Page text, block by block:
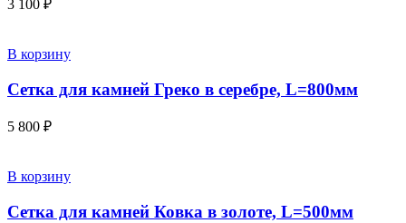
3 100 ₽
В корзину
Сетка для камней Греко в серебре, L=800мм
5 800 ₽
В корзину
Сетка для камней Ковка в золоте, L=500мм